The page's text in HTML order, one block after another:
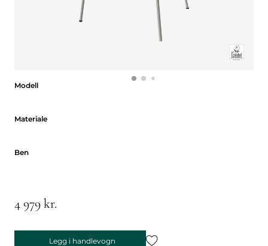
Modell
Materiale
Ben
4 979 kr.
Legg i handlevogn